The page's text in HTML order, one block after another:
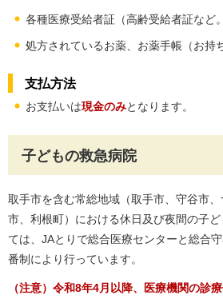
各種医療受給者証（高齢受給者証など
処方されているお薬、お薬手帳（お持
支払方法
お支払いは現金のみとなります。
子どもの救急病院
取手市を含む常総地域（取手市、守谷市
市、利根町）における休日及び夜間の子
ては、JAとりで総合医療センターと総合
番制により行っています。
（注意）令和8年4月以降、医療機関の診